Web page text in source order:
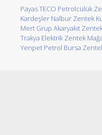
Payas TECO Petrolcülük
Kardeşler Nalbur Zentek
Mert Grup Akaryakıt
Trakya Elektrik Zentek
Yenpet Petrol Bursa